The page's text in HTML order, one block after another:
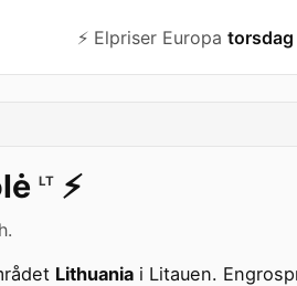
⚡️ Elpriser Europa
LT ⚡️
Lithuania i Litauen.